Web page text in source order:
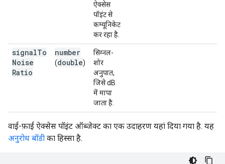
ऐक्सेस
पॉइंट से
कम्यूनिकेट
कर रहा है.
signalTo
Noise
Ratio
number
(double)
सिग्नल-
शोर
अनुपात,
जिसे dB
में मापा
जाता है.
वाई-फ़ाई ऐक्सेस पॉइंट ऑब्जेक्ट का एक उदाहरण यहां दिया गया है. यह
अनुरोध बॉडी का हिस्सा है.